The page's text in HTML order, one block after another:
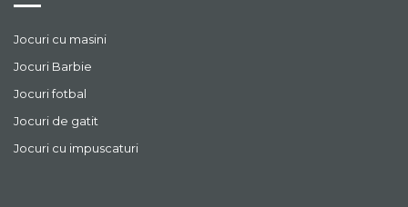
Jocuri cu masini
Jocuri Barbie
Jocuri fotbal
Jocuri de gatit
Jocuri cu impuscaturi